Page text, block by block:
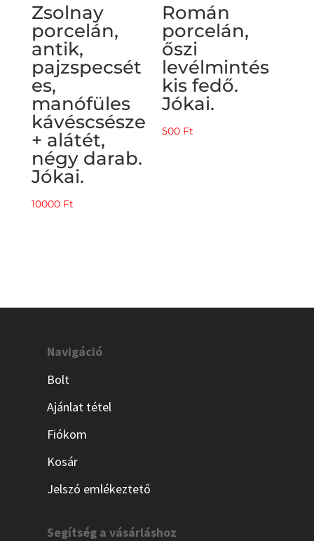
Zsolnay
porcelán,
antik,
pajzspecsét
es,
manófüles
kávéscsésze
+ alátét,
négy darab.
Jókai.
10000 Ft
Román
porcelán,
őszi
levélmintés
kis fedő.
Jókai.
500 Ft
Navigáció
Bolt
Ajánlat tétel
Fiókom
Kosár
Jelszó emlékeztető
Segítség a vásárláshoz